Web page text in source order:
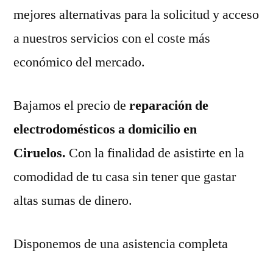
mejores alternativas para la solicitud y acceso
a nuestros servicios con el coste más
económico del mercado.
Bajamos el precio de reparación de
electrodomésticos a domicilio en
Ciruelos. Con la finalidad de asistirte en la
comodidad de tu casa sin tener que gastar
altas sumas de dinero.
Disponemos de una asistencia completa